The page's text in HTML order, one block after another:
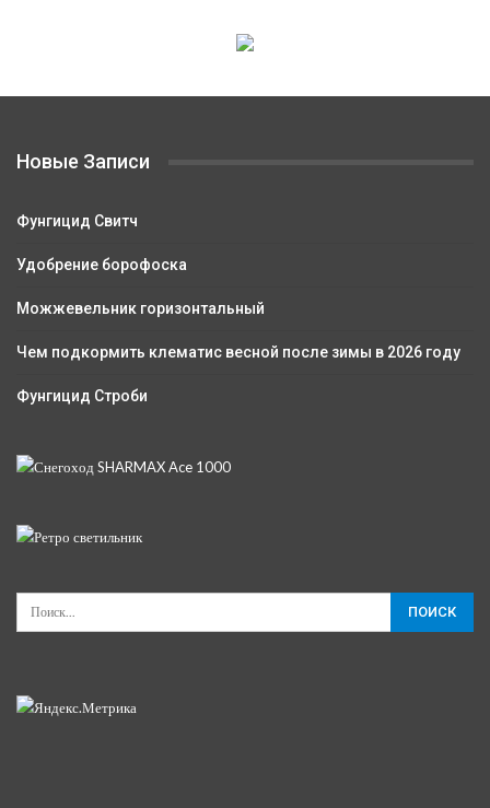
Новые Записи
Фунгицид Свитч
Удобрение борофоска
Можжевельник горизонтальный
Чем подкормить клематис весной после зимы в 2026 году
Фунгицид Строби